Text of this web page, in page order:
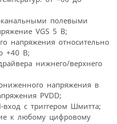
полевыми
VGS 5 В;
напряжения относительно
+40 В;
нижнего/верхнего
напряжения в
PVDD;
с триггером Шмитта;
к любому цифровому